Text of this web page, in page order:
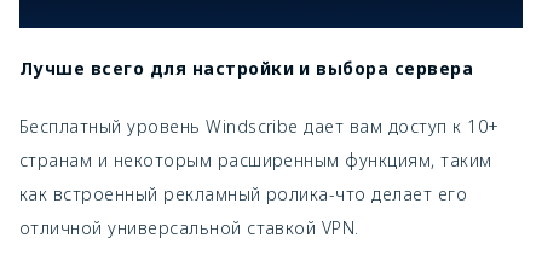
Лучше всего для настройки и выбора сервера
Бесплатный уровень Windscribe дает вам доступ к 10+
странам и некоторым расширенным функциям, таким
как встроенный рекламный ролика-что делает его
отличной универсальной ставкой VPN.